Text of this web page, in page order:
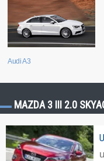
Audi A3
MAZDA 3 III 2.0